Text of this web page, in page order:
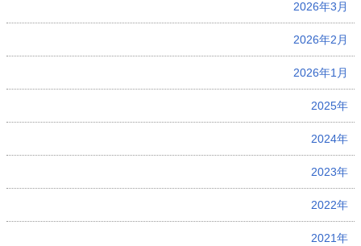
2026年3月
2026年2月
2026年1月
2025年
2024年
2023年
2022年
2021年